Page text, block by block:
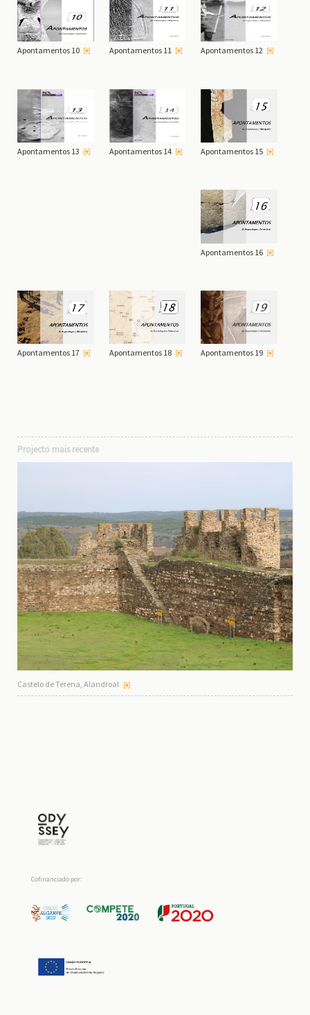
Apontamentos 10 Apontamentos 11 Apontamentos 12
Apontamentos 13 Apontamentos 14 Apontamentos 15
Apontamentos 16
Apontamentos 17 Apontamentos 18 Apontamentos 19
Projecto mais recente
Castelo de Terena, Alandroal
Cofinanciado por: